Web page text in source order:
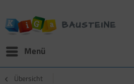
Menü
Übersicht